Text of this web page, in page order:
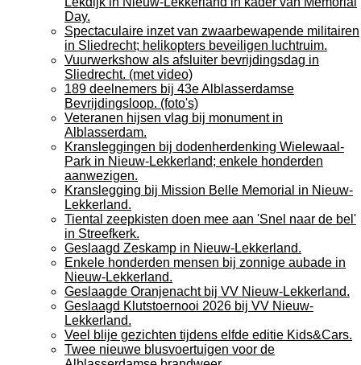
Day.
Spectaculaire inzet van zwaarbewapende militairen
in Sliedrecht; helikopters beveiligen luchtruim.
Vuurwerkshow als afsluiter bevrijdingsdag in
Sliedrecht. (met video)
189 deelnemers bij 43e Alblasserdamse
Bevrijdingsloop. (foto's)
Veteranen hijsen vlag bij monument in
Alblasserdam.
Kransleggingen bij dodenherdenking Wielewaal-
Park in Nieuw-Lekkerland; enkele honderden
aanwezigen.
Kranslegging bij Mission Belle Memorial in Nieuw-
Lekkerland.
Tiental zeepkisten doen mee aan 'Snel naar de bel'
in Streefkerk.
Geslaagd Zeskamp in Nieuw-Lekkerland.
Enkele honderden mensen bij zonnige aubade in
Nieuw-Lekkerland.
Geslaagde Oranjenacht bij VV Nieuw-Lekkerland.
Geslaagd Klutstoernooi 2026 bij VV Nieuw-
Lekkerland.
Veel blije gezichten tijdens elfde editie Kids&Cars.
Twee nieuwe blusvoertuigen voor de